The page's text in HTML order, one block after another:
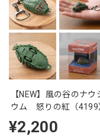
【NEW】風の谷のナ
ウム 怒りの紅（4199
¥2,200